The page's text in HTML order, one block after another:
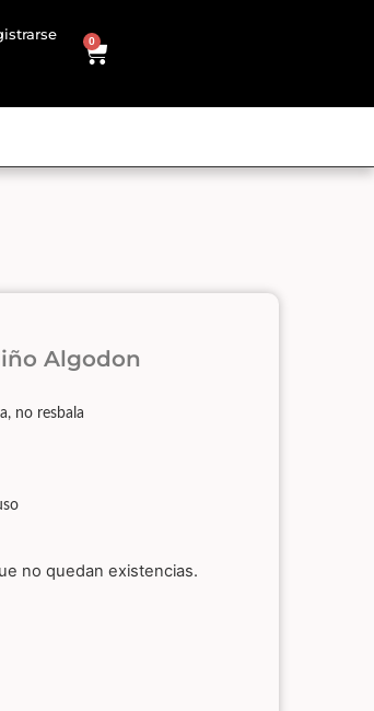
0
Algodon
no resbala
no quedan existencias.